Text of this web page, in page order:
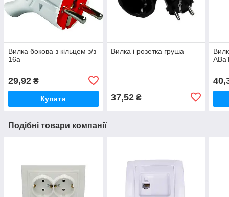
Вилка бокова з кільцем з/з
16а
29,92 ₴
Купити
Вилка і розетка груша
37,52₴
Подібні товари компанії